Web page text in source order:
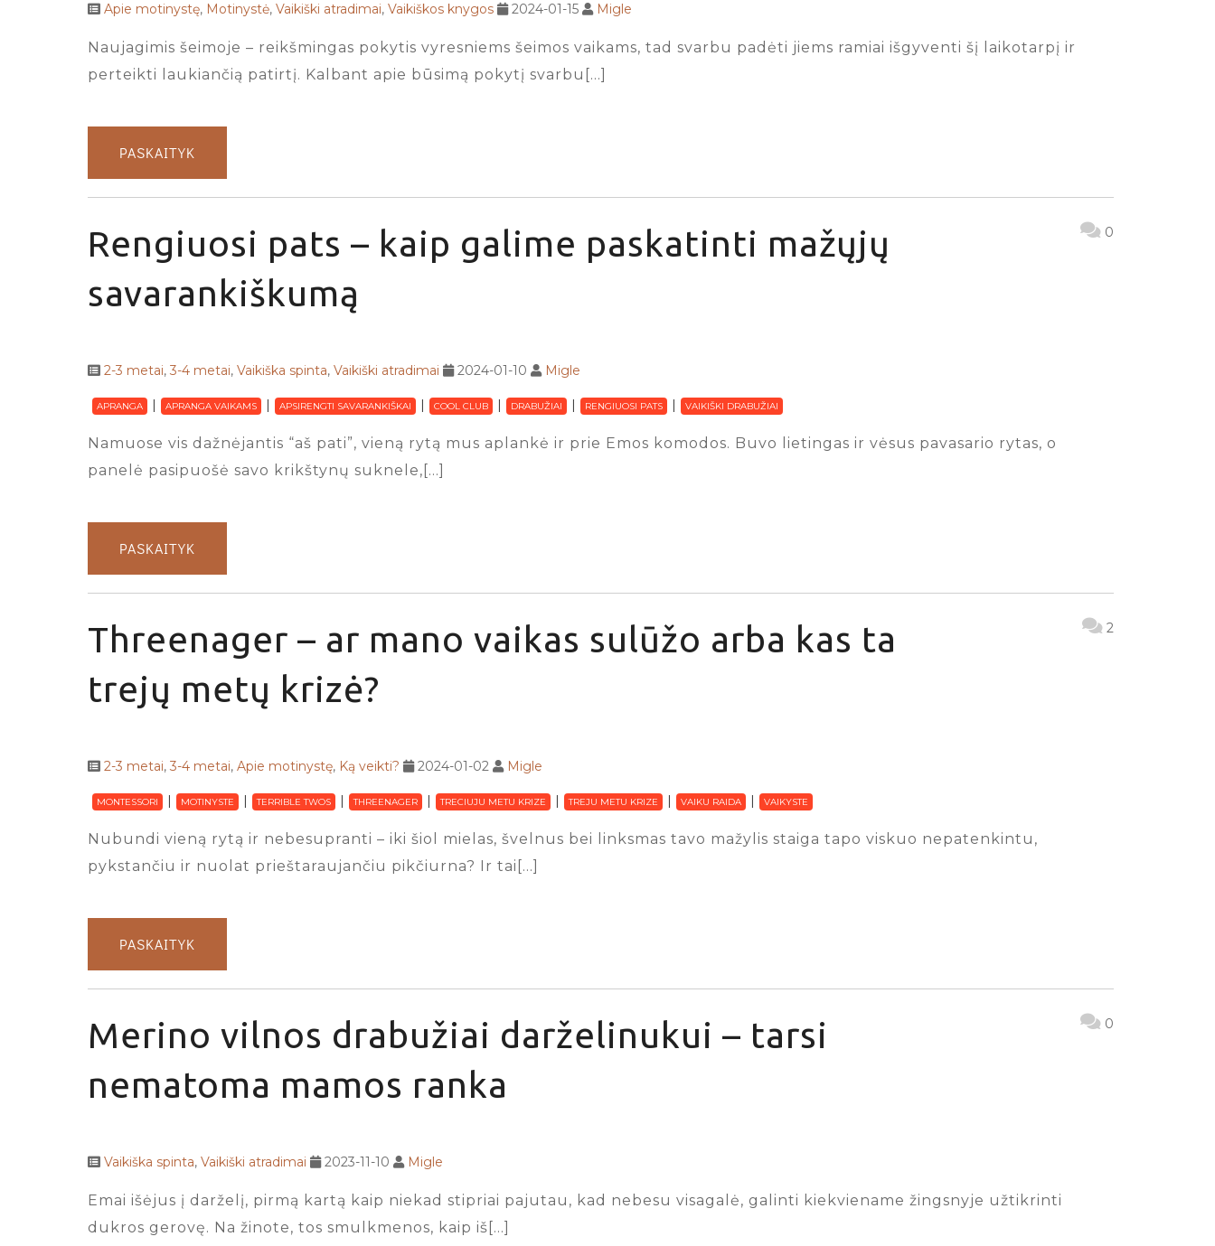
Apie motinystę, Motinystė, Vaikiški atradimai, Vaikiškos knygos 2024-01-15 Migle
Naujagimis šeimoje – reikšmingas pokytis vyresniems šeimos vaikams, tad svarbu padėti jiems ramiai išgyventi šį laikotarpį ir
perteikti laukiančią patirtį. Kalbant apie būsimą pokytį svarbu[…]
PASKAITYK
Rengiuosi pats – kaip galime paskatinti mažųjų
savarankiškumą
0
2-3 metai, 3-4 metai, Vaikiška spinta, Vaikiški atradimai 2024-01-10 Migle
APRANGA APRANGA VAIKAMS APSIRENGTI SAVARANKIŠKAI COOL CLUB DRABUŽIAI RENGIUOSI PATS VAIKIŠKI DRABUŽIAI
Namuose vis dažnėjantis “aš pati”, vieną rytą mus aplankė ir prie Emos komodos. Buvo lietingas ir vėsus pavasario rytas, o
panelė pasipuošė savo krikštynų suknele,[…]
PASKAITYK
Threenager – ar mano vaikas sulūžo arba kas ta
trejų metų krizė?
2
2-3 metai, 3-4 metai, Apie motinystę, Ką veikti? 2024-01-02 Migle
MONTESSORI MOTINYSTE TERRIBLE TWOS THREENAGER TRECIUJU METU KRIZE TREJU METU KRIZE VAIKU RAIDA VAIKYSTE
Nubundi vieną rytą ir nebesupranti – iki šiol mielas, švelnus bei linksmas tavo mažylis staiga tapo viskuo nepatenkintu,
pykstančiu ir nuolat prieštaraujančiu pikčiurna? Ir tai[…]
PASKAITYK
Merino vilnos drabužiai darželinukui – tarsi
nematoma mamos ranka
0
Vaikiška spinta, Vaikiški atradimai 2023-11-10 Migle
Emai išėjus į darželį, pirmą kartą kaip niekad stipriai pajutau, kad nebesu visagalė, galinti kiekviename žingsnyje užtikrinti
dukros gerovę. Na žinote, tos smulkmenos, kaip iš[…]